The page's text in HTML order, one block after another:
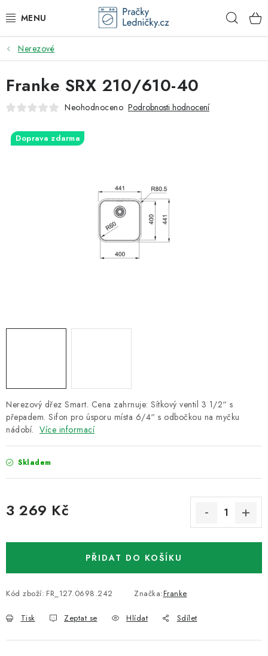
na
DODAVATEL
VESTAVNÉ SPOTŘEBIČE
VOLNĚ STOJÍCÍ SPOTŘEBIČE
DŘEZY A BATERIE
Nerezové
Nerezový dřez Smart. Cena zahrnuje: Sítkový ventil 3 1/2“ s
přepadem. Sifon pro úsporu místa 6/4“ s odbočkou na myčku
nádobí. Více informací
Skladem
3 269 Kč
PŘIDAT DO KOŠÍKU
Kód zboží: FR_127.0698.242 Značka:Franke
Tisk Zeptat se Hlídat Sdílet
Franke SRX 210/610-40
Neohodnoceno Podrobnosti hodnocení
Doprava zdarma